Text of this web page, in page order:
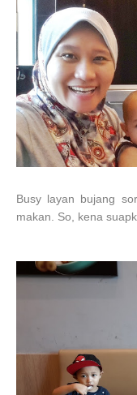
Busy layan bujang
makan. So, kena